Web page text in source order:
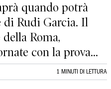
quando potrà
di Rudi Garcia. Il
Roma,
con la prova...
1 MINUTI DI LETTURA